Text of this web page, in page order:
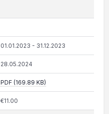
01.01.2023 - 31.12.2023
28.05.2024
PDF (169.89 KB)
€11.00